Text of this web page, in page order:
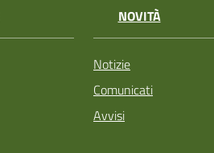
NOVITÀ
Notizie
Comunicati
Avvisi